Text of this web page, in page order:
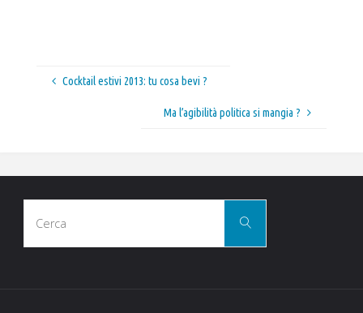
Cocktail estivi 2013: tu cosa bevi ?
Ma l’agibilità politica si mangia ?
Cerca